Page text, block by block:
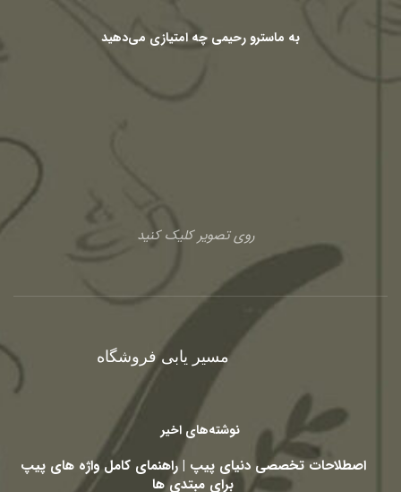
به ماسترو رحیمی چه امتیازی می‌دهید
روی تصویر کلیک کنید
مسیر یابی فروشگاه
نوشته‌های اخیر
اصطلاحات تخصصی دنیای پیپ | راهنمای کامل واژه های پیپ
برای مبتدی ها